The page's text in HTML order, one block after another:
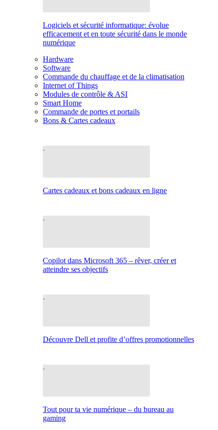
Logiciels et sécurité informatique: évolue
efficacement et en toute sécurité dans le monde
numérique
Hardware
Software
Commande du chauffage et de la climatisation
Internet of Things
Modules de contrôle & ASI
Smart Home
Commande de portes et portails
Bons & Cartes cadeaux
Cartes cadeaux et bons cadeaux en ligne
Copilot dans Microsoft 365 – rêver, créer et
atteindre ses objectifs
Découvre Dell et profite d’offres promotionnelles
Tout pour ta vie numérique – du bureau au
gaming